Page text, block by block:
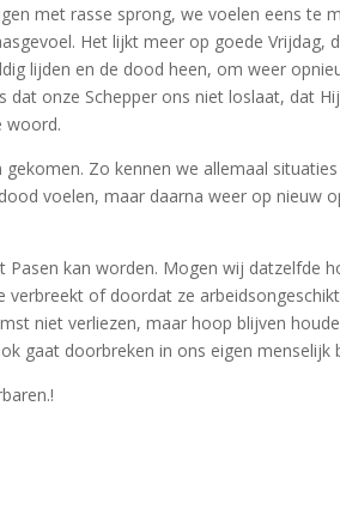
met rasse sprong, we voelen eens te
Het lijkt meer op goede Vrijdag,
lijden en de dood heen, om weer
onze Schepper ons niet loslaat, dat
woord.
Zo kennen we allemaal
voelen, maar daarna weer op nieuw
kan worden. Mogen wij datzelfde
of doordat ze
niet verliezen, maar hoop blijven
gaat doorbreken in ons eigen menselijk